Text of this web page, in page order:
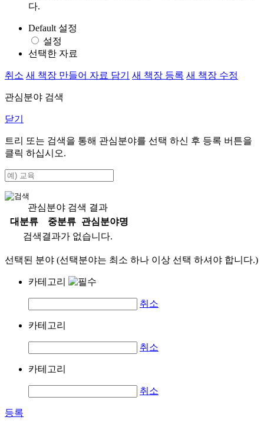
다.
Default 설정
설정
선택한 자료
취소 새 책장 만들어 자료 담기 새 책장 등록 새 책장 수정
관심분야 검색
닫기
트리 또는 검색을 통해 관심분야를 선택 하신 후 등록 버튼을
클릭 하십시오.
관심분야 검색 결과
대분류
중분류
관심분야명
검색결과가 없습니다.
선택된 분야 (선택분야는 최소 하나 이상 선택 하셔야 합니다.)
카테고리
취소
카테고리
취소
카테고리
취소
등록